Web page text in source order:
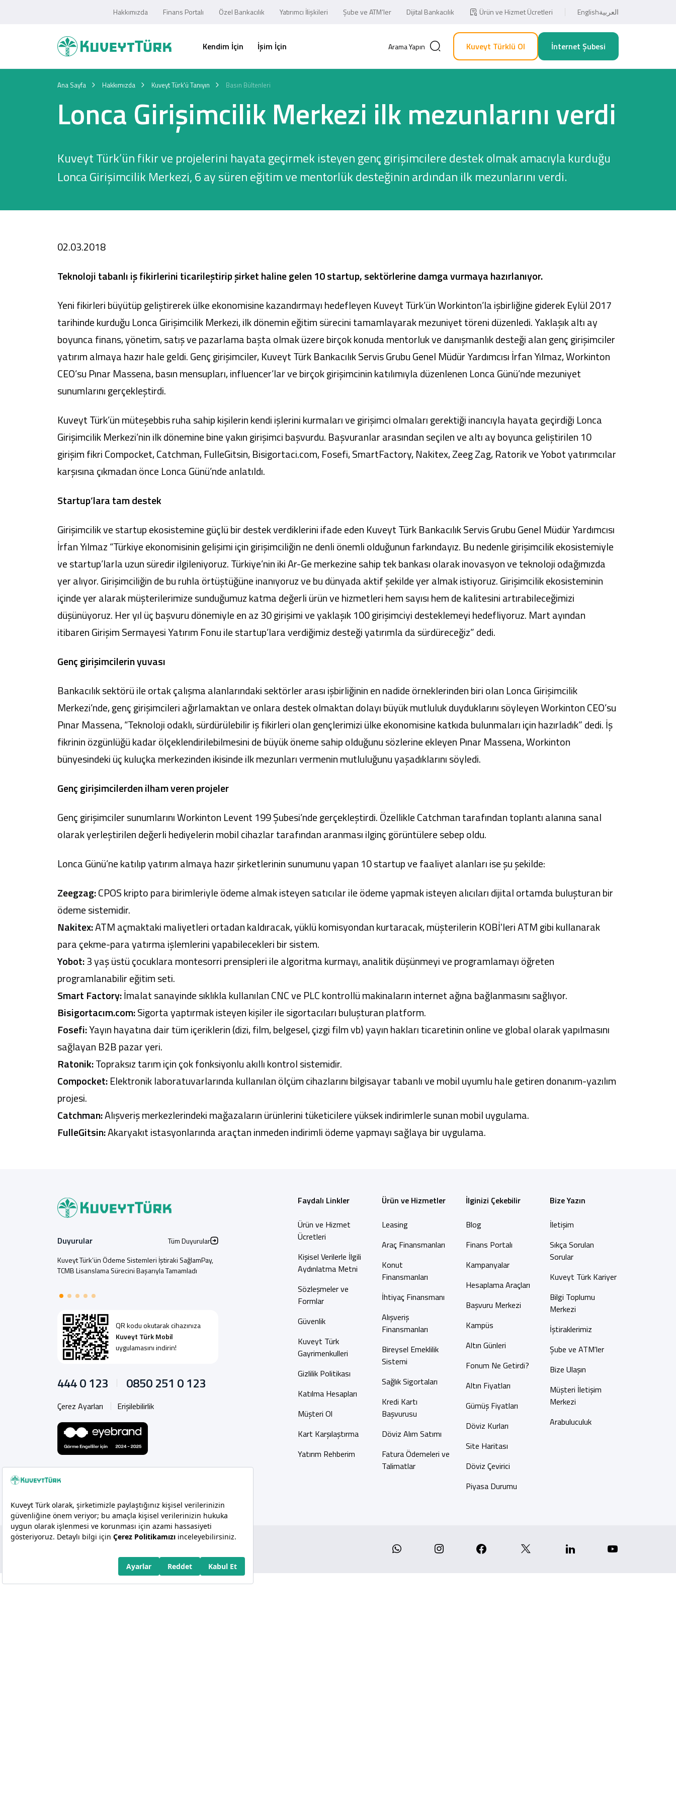
Hakkımızda Finans Portalı Özel Bankacılık Yatırımcı İlişkileri Şube ve ATM’ler Dijital Bankacılık Ürün ve Hizmet Ücretleri Englishالعربية
Kendim İçin
Eğitim ve Sağlık Harcamalarınızda
Tüm Kampanyalar
İşim İçin
Esnaf, Çiftçi ve Şahıs Firmalarına
Tüm Kampanyalar
Arama Yapın
Sağlam Kart
Araç Finansmanı
Konut Finansmanı
Ticari Kartlar
Tarım Finansmanı
Leasing
Kuveyt Türklü Ol İnternet Şubesi
Ana Sayfa Hakkımızda Kuveyt Türk'ü Tanıyın Basın Bültenleri
Lonca Girişimcilik Merkezi ilk mezunlarını verdi
Kuveyt Türk’ün fikir ve projelerini hayata geçirmek isteyen genç girişimcilere destek olmak amacıyla kurduğu
Lonca Girişimcilik Merkezi, 6 ay süren eğitim ve mentorlük desteğinin ardından ilk mezunlarını verdi.
02.03.2018
Teknoloji tabanlı iş fikirlerini ticarileştirip şirket haline gelen 10 startup, sektörlerine damga vurmaya hazırlanıyor.
Yeni fikirleri büyütüp geliştirerek ülke ekonomisine kazandırmayı hedefleyen Kuveyt Türk’ün Workinton’la işbirliğine giderek Eylül 2017
tarihinde kurduğu Lonca Girişimcilik Merkezi, ilk dönemin eğitim sürecini tamamlayarak mezuniyet töreni düzenledi. Yaklaşık altı ay
boyunca finans, yönetim, satış ve pazarlama başta olmak üzere birçok konuda mentorluk ve danışmanlık desteği alan genç girişimciler
yatırım almaya hazır hale geldi. Genç girişimciler, Kuveyt Türk Bankacılık Servis Grubu Genel Müdür Yardımcısı İrfan Yılmaz, Workinton
CEO’su Pınar Massena, basın mensupları, influencer’lar ve birçok girişimcinin katılımıyla düzenlenen Lonca Günü’nde mezuniyet
sunumlarını gerçekleştirdi.
Kuveyt Türk’ün müteşebbis ruha sahip kişilerin kendi işlerini kurmaları ve girişimci olmaları gerektiği inancıyla hayata geçirdiği Lonca
Girişimcilik Merkezi’nin ilk dönemine bine yakın girişimci başvurdu. Başvuranlar arasından seçilen ve altı ay boyunca geliştirilen 10
girişim fikri Compocket, Catchman, FulleGitsin, Bisigortaci.com, Fosefi, SmartFactory, Nakitex, Zeeg Zag, Ratorik ve Yobot yatırımcılar
karşısına çıkmadan önce Lonca Günü’nde anlatıldı.
Startup’lara tam destek
Girişimcilik ve startup ekosistemine güçlü bir destek verdiklerini ifade eden Kuveyt Türk Bankacılık Servis Grubu Genel Müdür Yardımcısı
İrfan Yılmaz “Türkiye ekonomisinin gelişimi için girişimciliğin ne denli önemli olduğunun farkındayız. Bu nedenle girişimcilik ekosistemiyle
ve startup’larla uzun süredir ilgileniyoruz. Türkiye’nin iki Ar-Ge merkezine sahip tek bankası olarak inovasyon ve teknoloji odağımızda
yer alıyor. Girişimciliğin de bu ruhla örtüştüğüne inanıyoruz ve bu dünyada aktif şekilde yer almak istiyoruz. Girişimcilik ekosisteminin
içinde yer alarak müşterilerimize sunduğumuz katma değerli ürün ve hizmetleri hem sayısı hem de kalitesini artırabileceğimizi
düşünüyoruz. Her yıl üç başvuru dönemiyle en az 30 girişimi ve yaklaşık 100 girişimciyi desteklemeyi hedefliyoruz. Mart ayından
itibaren Girişim Sermayesi Yatırım Fonu ile startup’lara verdiğimiz desteği yatırımla da sürdüreceğiz” dedi.
Genç girişimcilerin yuvası
Bankacılık sektörü ile ortak çalışma alanlarındaki sektörler arası işbirliğinin en nadide örneklerinden biri olan Lonca Girişimcilik
Merkezi’nde, genç girişimcileri ağırlamaktan ve onlara destek olmaktan dolayı büyük mutluluk duyduklarını söyleyen Workinton CEO’su
Pınar Massena, “Teknoloji odaklı, sürdürülebilir iş fikirleri olan gençlerimizi ülke ekonomisine katkıda bulunmaları için hazırladık” dedi. İş
fikrinin özgünlüğü kadar ölçeklendirilebilmesini de büyük öneme sahip olduğunu sözlerine ekleyen Pınar Massena, Workinton
bünyesindeki üç kuluçka merkezinden ikisinde ilk mezunları vermenin mutluluğunu yaşadıklarını söyledi.
Genç girişimcilerden ilham veren projeler
Genç girişimciler sunumlarını Workinton Levent 199 Şubesi’nde gerçekleştirdi. Özellikle Catchman tarafından toplantı alanına sanal
olarak yerleştirilen değerli hediyelerin mobil cihazlar tarafından aranması ilginç görüntülere sebep oldu.
Lonca Günü’ne katılıp yatırım almaya hazır şirketlerinin sunumunu yapan 10 startup ve faaliyet alanları ise şu şekilde:
Zeegzag:CPOS kripto para birimleriyle ödeme almak isteyen satıcılar ile ödeme yapmak isteyen alıcıları dijital ortamda buluşturan bir
ödeme sistemidir.
Nakitex:ATM açmaktaki maliyetleri ortadan kaldıracak, yüklü komisyondan kurtaracak, müşterilerin KOBİ'leri ATM gibi kullanarak
para çekme-para yatırma işlemlerini yapabilecekleri bir sistem.
Yobot:3 yaş üstü çocuklara montesorri prensipleri ile algoritma kurmayı, analitik düşünmeyi ve programlamayı öğreten
programlanabilir eğitim seti.
Smart Factory:İmalat sanayinde sıklıkla kullanılan CNC ve PLC kontrollü makinaların internet ağına bağlanmasını sağlıyor.
Bisigortacım.com:Sigorta yaptırmak isteyen kişiler ile sigortacıları buluşturan platform.
Fosefi:Yayın hayatına dair tüm içeriklerin (dizi, film, belgesel, çizgi film vb) yayın hakları ticaretinin online ve global olarak yapılmasını
sağlayan B2B pazar yeri.
Ratonik:Topraksız tarım için çok fonksiyonlu akıllı kontrol sistemidir.
Compocket:Elektronik laboratuvarlarında kullanılan ölçüm cihazlarını bilgisayar tabanlı ve mobil uyumlu hale getiren donanım-yazılım
projesi.
Catchman:Alışveriş merkezlerindeki mağazaların ürünlerini tüketicilere yüksek indirimlerle sunan mobil uygulama.
FulleGitsin:Akaryakıt istasyonlarında araçtan inmeden indirimli ödeme yapmayı sağlaya bir uygulama.
Faydalı Linkler
Ürün ve Hizmet
Ücretleri
Kişisel Verilerle İlgili
Aydınlatma Metni
Sözleşmeler ve
Formlar
Güvenlik
Kuveyt Türk
Gayrimenkulleri
Gizlilik Politikası
Katılma Hesapları
Müşteri Ol
Kart Karşılaştırma
Yatırım Rehberim
Ürün ve Hizmetler
Leasing
Araç Finansmanları
Konut
Finansmanları
İhtiyaç Finansmanı
Alışveriş
Finansmanları
Bireysel Emeklilik
Sistemi
Sağlık Sigortaları
Kredi Kartı
Başvurusu
Döviz Alım Satımı
Fatura Ödemeleri ve
Talimatlar
İlginizi Çekebilir
Blog
Finans Portalı
Kampanyalar
Hesaplama Araçları
Başvuru Merkezi
Kampüs
Altın Günleri
Fonum Ne Getirdi?
Altın Fiyatları
Gümüş Fiyatları
Döviz Kurları
Site Haritası
Döviz Çevirici
Piyasa Durumu
Bize Yazın
İletişim
Sıkça Sorulan
Sorular
Kuveyt Türk Kariyer
Bilgi Toplumu
Merkezi
İştiraklerimiz
Şube ve ATM'ler
Bize Ulaşın
Müşteri İletişim
Merkezi
Arabuluculuk
QR kodu okutarak cihazınıza
Kuveyt Türk Mobil
uygulamasını indirin!
Duyurular
Tüm Duyurular
Kuveyt Türk, Yeni Reklam Filmiyle “Bana Göre
Bankacılık” Yaklaşımını Ekrana Taşıdı
444 0 123 0850 251 0 123
Çerez Ayarları Erişilebilirlik
Whatsapp Instagram Facebook Linkedin